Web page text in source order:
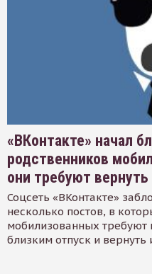
«ВКонтакте» начал
родственников
они требуют
Соцсеть «ВКонтакте»
несколько постов, в
мобилизованных требуют
близким отпуск и вернуть